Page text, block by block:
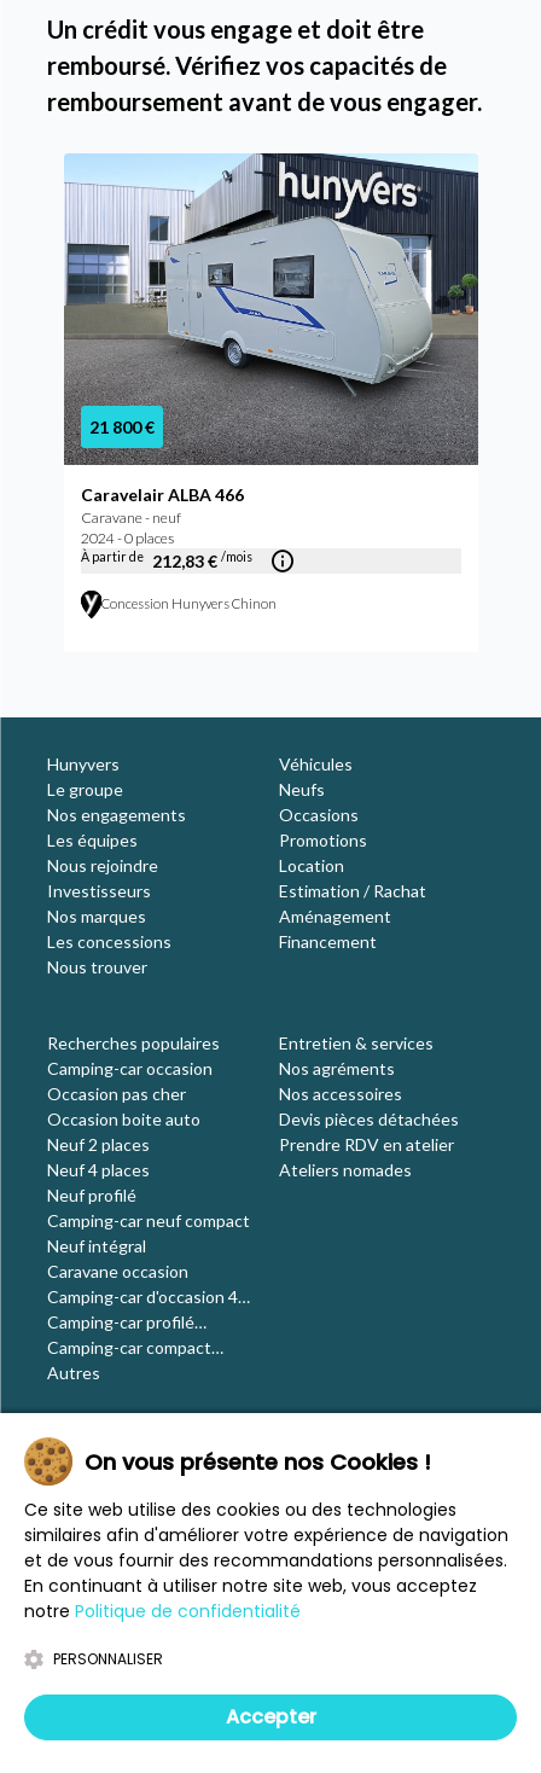
Un crédit vous engage et doit être
remboursé. Vérifiez vos capacités de
remboursement avant de vous engager.
21 800 €
Caravelair ALBA 466
Caravane - neuf
2024 - 0 places
À partir de 212,83 € /mois
Concession Hunyvers Chinon
Hunyvers
Le groupe
Nos engagements
Les équipes
Nous rejoindre
Investisseurs
Nos marques
Les concessions
Nous trouver
Véhicules
Neufs
Occasions
Promotions
Location
Estimation / Rachat
Aménagement
Financement
Recherches populaires
Camping-car occasion
Occasion pas cher
Occasion boite auto
Neuf 2 places
Neuf 4 places
Neuf profilé
Camping-car neuf compact
Neuf intégral
Caravane occasion
Camping-car d'occasion 4
places
Camping-car profilé
occasion
Camping-car compact
occasion
Autres
Entretien & services
Nos agréments
Nos accessoires
Devis pièces détachées
Prendre RDV en atelier
Ateliers nomades
Le blog
Actualités
Évènements
Nos conseils
Vos voyages
CaraMaps
Espace presse
Mentions légales
On vous présente nos Cookies !
Ce site web utilise des cookies ou des technologies
similaires afin d'améliorer votre expérience de navigation
et de vous fournir des recommandations personnalisées.
En continuant à utiliser notre site web, vous acceptez
notre Politique de confidentialité
PERSONNALISER
Accepter